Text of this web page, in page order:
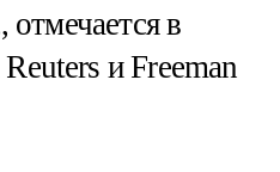
отмечается в
и Freeman